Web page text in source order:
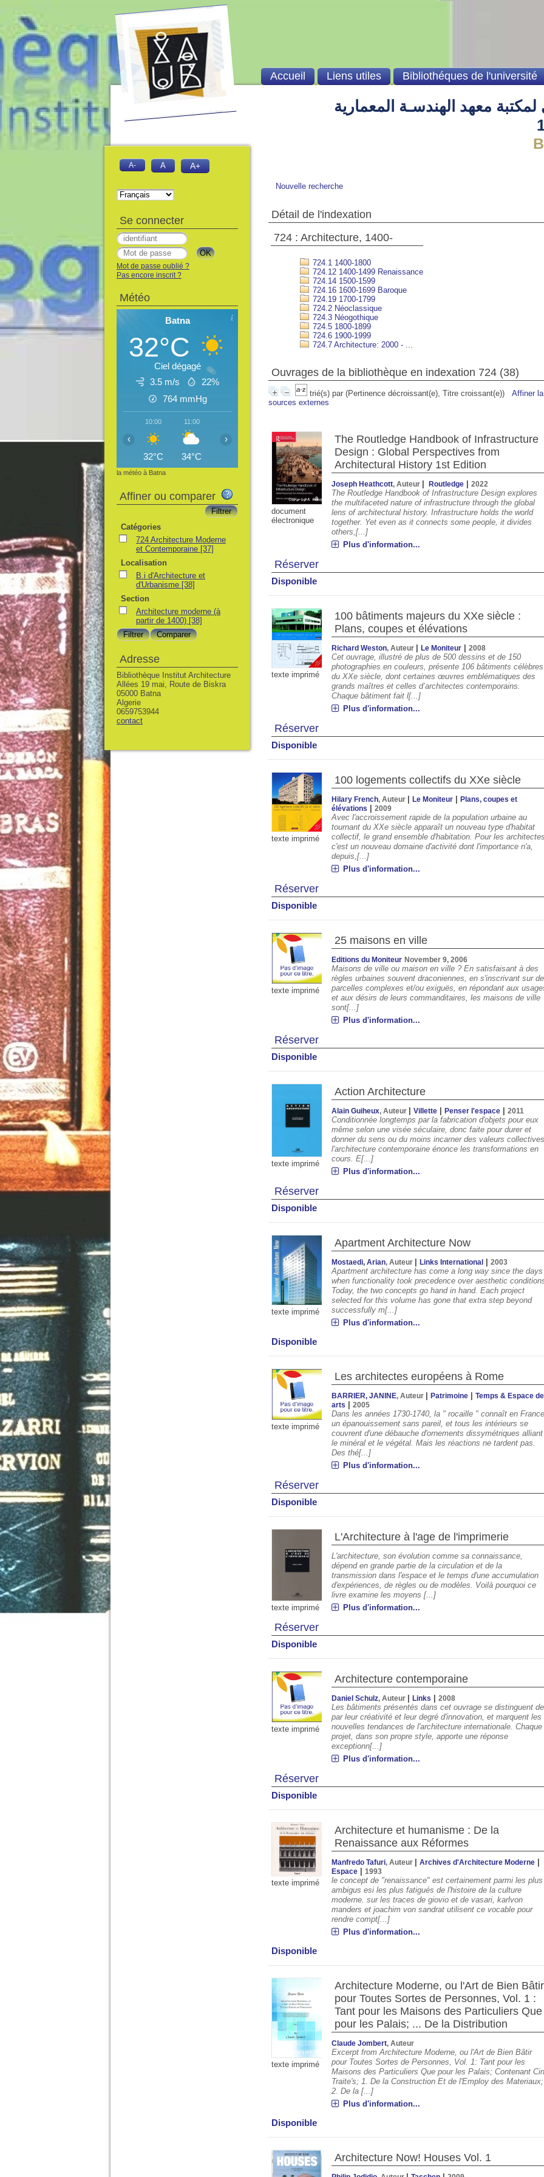
معهد الهندسـة المعمارية
Nouvelle recherche
Détail de l'indexation
724 : Architecture, 1400-
724.1 1400-1800
724.12 1400-1499 Renaissance
724.14 1500-1599
724.16 1600-1699 Baroque
724.19 1700-1799
724.2 Néoclassique
724.3 Néogothique
724.5 1800-1899
724.6 1900-1999
724.7 Architecture: 2000 - ...
Ouvrages de la bibliothèque en indexation 724 (38)
trié(s) par (Pertinence décroissant(e), Titre croissant(e))
Affiner
sources externes
document
électronique
The Routledge Handbook of Infrastructure
Design : Global Perspectives from
Architectural History 1st Edition
Joseph Heathcott, Auteur ‎ Routledge |2022
The Routledge Handbook of Infrastructure Design explores
the multifaceted nature of infrastructure through the global
lens of architectural history. Infrastructure holds the world
together. Yet even as it connects some people, it divides
others,[...]
Plus d'information...
Réserver
Disponible
texte imprimé
100 bâtiments majeurs du XXe siècle :
Plans, coupes et élévations
Richard Weston, Auteur |Le Moniteur |2008
Cet ouvrage, illustré de plus de 500 dessins et de 150
photographies en couleurs, présente 106 bâtiments célèbres
du XXe siècle, dont certaines œuvres emblématiques des
grands maîtres et celles d’architectes contemporains.
Chaque bâtiment fait l[...]
Plus d'information...
Réserver
Disponible
texte imprimé
100 logements collectifs du XXe siècle
Hilary French, Auteur |Le Moniteur |Plans, coupes et
élévations
|2009
Avec l'accroissement rapide de la population urbaine au
tournant du XXe siècle apparaît un nouveau type d'habitat
collectif, le grand ensemble d'habitation. Pour les
c'est un nouveau domaine d'activité dont l'importance n'a,
depuis,[...]
Plus d'information...
Réserver
Disponible
texte imprimé
25 maisons en ville
Editions du Moniteur November 9, 2006
Maisons de ville ou maison en ville ? En satisfaisant à des
règles urbaines souvent draconiennes, en s'inscrivant sur
parcelles complexes et/ou exiguës, en répondant aux
et aux désirs de leurs commanditaires, les maisons de ville
sont[...]
Plus d'information...
Réserver
Disponible
texte imprimé
Action Architecture
Alain Guiheux, Auteur |Villette |Penser l'espace |2011
Conditionnée longtemps par la fabrication d'objets pour eux
même selon une visée séculaire, donc faite pour durer et
donner du sens ou du moins incarner des valeurs
l'architecture contemporaine énonce les transformations en
cours. E[...]
Plus d'information...
Réserver
Disponible
texte imprimé
Apartment Architecture Now
Mostaedi, Arian, Auteur |Links International |2003
Apartment architecture has come a long way since the days
when functionality took precedence over aesthetic
Today, the two concepts go hand in hand. Each project
selected for this volume has gone that extra step beyond
successfully m[...]
Plus d'information...
Disponible
texte imprimé
Les architectes européens à Rome
BARRIER, JANINE, Auteur |Patrimoine |Temps & Espace
arts
|2005
Dans les années 1730-1740, la " rocaille " connaît en
un épanouissement sans pareil, et tous les intérieurs se
couvrent d'une débauche d'ornements dissymétriques alliant
le minéral et le végétal. Mais les réactions ne tardent pas.
Des thé[...]
Plus d'information...
Réserver
Disponible
texte imprimé
L'Architecture à l'age de l'imprimerie
L'architecture, son évolution comme sa connaissance,
dépend en grande partie de la circulation et de la
transmission dans l'espace et le temps d'une accumulation
d'expériences, de règles ou de modèles. Voilà pourquoi ce
livre examine les moyens [...]
Plus d'information...
Réserver
Disponible
texte imprimé
Architecture contemporaine
Daniel Schulz, Auteur |Links |2008
Les bâtiments présentés dans cet ouvrage se distinguent de
par leur créativité et leur degré d'innovation, et marquent les
nouvelles tendances de l'architecture internationale. Chaque
projet, dans son propre style, apporte une réponse
exceptionn[...]
Plus d'information...
Réserver
Disponible
texte imprimé
Architecture et humanisme : De la
Renaissance aux Réformes
Manfredo Tafuri, Auteur |Archives d'Architecture Moderne
Espace |1993
le concept de "renaissance" est certainement parmi les plus
ambigus esi les plus fatigués de l'histoire de la culture
moderne. sur les traces de giovio et de vasari, karlvon
manders et joachim von sandrat utilisent ce vocable pour
rendre compt[...]
Plus d'information...
Disponible
texte imprimé
Architecture Moderne, ou l'Art de Bien Bâtir
pour Toutes Sortes de Personnes, Vol. 1 :
Tant pour les Maisons des Particuliers Que
pour les Palais; ... De la Distribution
Claude Jombert, Auteur
Excerpt from Architecture Moderne, ou l'Art de Bien Bâtir
pour Toutes Sortes de Personnes, Vol. 1: Tant pour les
Maisons des Particuliers Que pour les Palais; Contenant
Traite's; 1. De la Construction Et de l'Employ des Materiaux;
2. De la [...]
Plus d'information...
Disponible
Architecture Now! Houses Vol. 1
Accueil Liens utiles Bibliothéques de l'université
A- A A+
Se connecter
Mot de passe oublié ?
Pas encore inscrit ?
Météo
Batna
32°C
Ciel dégagé
3.5 m/s
22%
764 mmHg
10:00
32°C
11:00
34°C 35°C 36°C 36°C 36°C 36°C 34°C 33°C
‹ ›
la météo à Batna
Affiner ou comparer
Catégories
724 Architecture Moderne
et Contemporaine [37]
Localisation
B.i d'Architecture et
d'Urbanisme [38]
Section
Architecture moderne (à
partir de 1400) [38]
Adresse
Bibliothèque Institut Architecture
Allées 19 mai, Route de Biskra
05000 Batna
Algerie
0659753944
contact